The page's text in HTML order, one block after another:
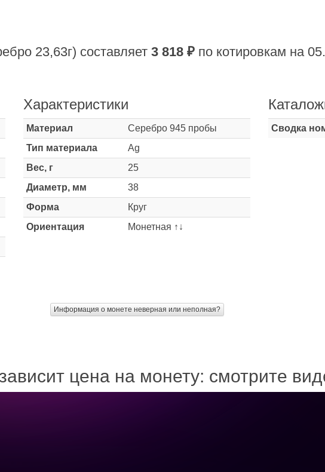
23,63г) составляет 3 818 ₽ по котировкам на
Характеристики
Материал
Серебро 945 пробы
Тип материала
Ag
Вес, г
25
Диаметр, мм
38
Форма
Круг
Ориентация
Монетная ↑↓
Сводка
Информация о монете неверная или неполная?
цена на монету: смотрите